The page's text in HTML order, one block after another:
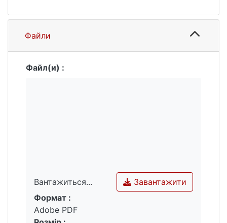
Файли
Файл(и) :
Вантажиться...
Вантажиться...
Завантажити
Формат :
Adobe PDF